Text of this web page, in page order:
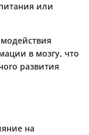
или
в мозгу, что
развития
на